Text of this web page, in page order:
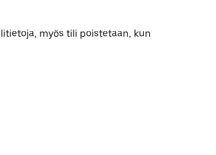
myös tili poistetaan, kun